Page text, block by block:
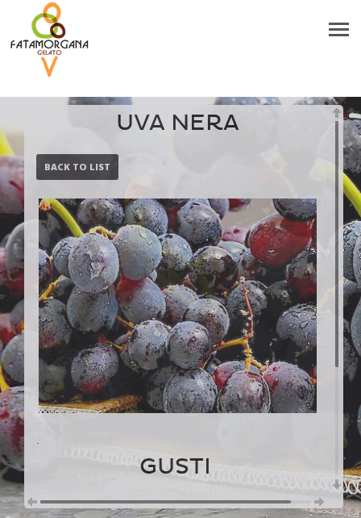
UVA NERA
BACK TO LIST
.
GUSTI